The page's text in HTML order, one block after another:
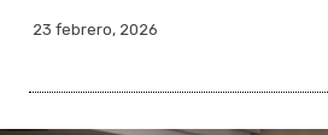
23 febrero, 2026